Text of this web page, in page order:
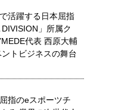
活躍する日本屈指
」所属ク
代表 西原大輔
トビジネスの舞台
指のeスポーツチ